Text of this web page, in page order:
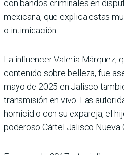
con bandos criminales en
mexicana, que explica estas
o intimidación.
La influencer Valeria Márquez,
contenido sobre belleza, fue
mayo de 2025 en Jalisco
transmisión en vivo. Las
homicidio con su expareja, el
poderoso Cártel Jalisco Nueva